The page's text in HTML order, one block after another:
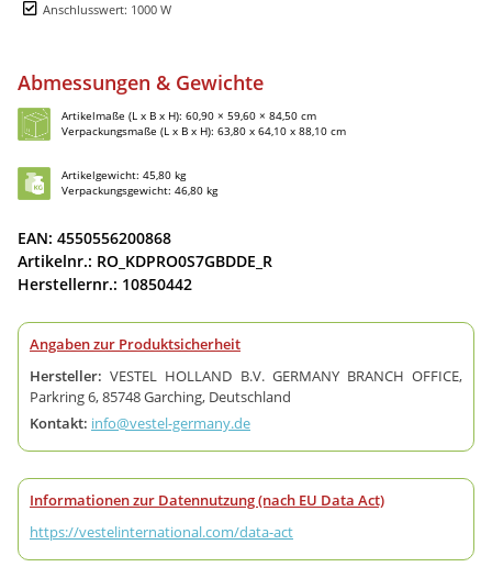
Anschlusswert: 1000 W
Abmessungen & Gewichte
Artikelmaße (L x B x H): 60,90 × 59,60 × 84,50 cm
Verpackungsmaße (L x B x H): 63,80 x 64,10 x 88,10 cm
Artikelgewicht: 45,80 kg
Verpackungsgewicht: 46,80 kg
EAN: 4550556200868
Artikelnr.: RO_KDPRO0S7GBDDE_R
Herstellernr.: 10850442
Angaben zur Produktsicherheit
Hersteller: VESTEL HOLLAND B.V. GERMANY BRANCH OFFICE,
Parkring 6, 85748 Garching, Deutschland
Kontakt: info@vestel-germany.de
Informationen zur Datennutzung (nach EU Data Act)
https://vestelinternational.com/data-act